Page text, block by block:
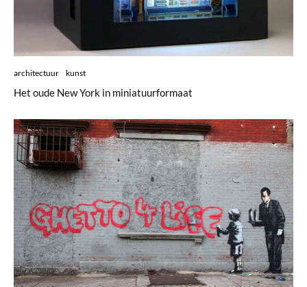
architectuur kunst
Het oude New York in miniatuurformaat